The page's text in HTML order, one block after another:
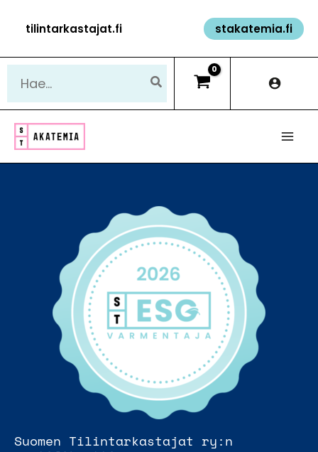
sisältöön
tilintarkastajat.fi stakatemia.fi
Suomen Tilintarkastajat ry:n